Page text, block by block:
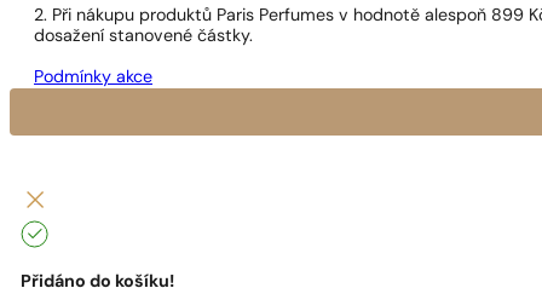
2. Při nákupu produktů Paris Perfumes v hodnotě alespoň
dosažení stanovené částky.
Podmínky akce
Přidáno do košíku!